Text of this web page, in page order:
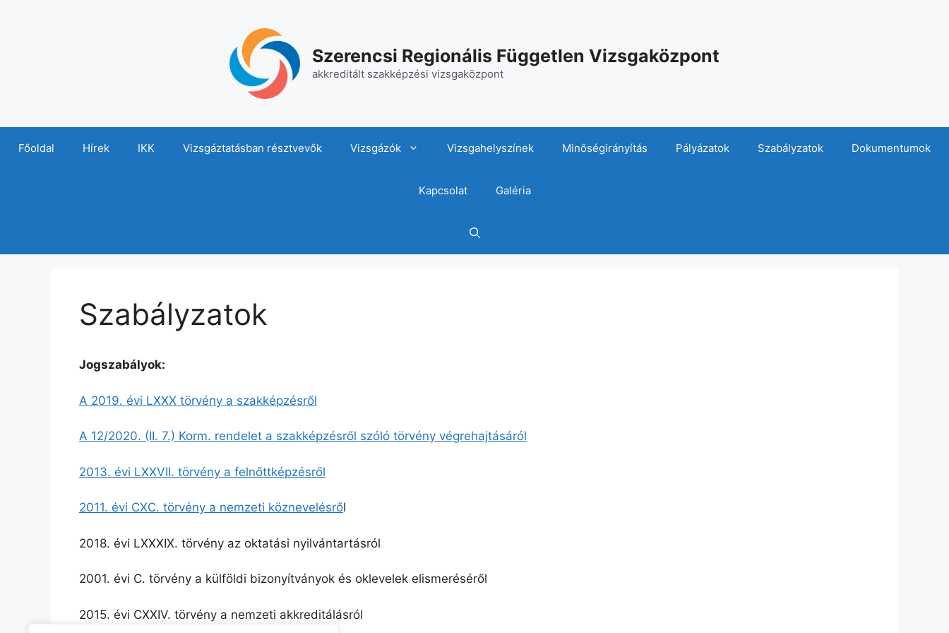
Szerencsi Regionális Független Vizsgaközpont
akkreditált szakképzési vizsgaközpont
Főoldal Hírek IKK Vizsgáztatásban résztvevők Vizsgázók Vizsgahelyszínek Minőségirányítás Pályázatok Szabályzatok Dokumentumok
Kapcsolat Galéria
Szabályzatok
Jogszabályok:
A 2019. évi LXXX törvény a szakképzésről
A 12/2020. (II. 7.) Korm. rendelet a szakképzésről szóló törvény végrehajtásáról
2013. évi LXXVII. törvény a felnőttképzésről
2011. évi CXC. törvény a nemzeti köznevelésről
2018. évi LXXXIX. törvény az oktatási nyilvántartásról
2001. évi C. törvény a külföldi bizonyítványok és oklevelek elismeréséről
2015. évi CXXIV. törvény a nemzeti akkreditálásról